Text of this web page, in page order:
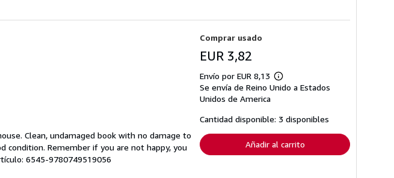
Clean, undamaged book with no damage to
condition. Remember if you are not happy, you
6545-9780749519056
Comprar usado
EUR 3,82
Envío por EUR 8,13
Más
información
tarifas
de
envío
Se envía de Reino Unido a Estados
Unidos de America
Cantidad disponible: 3 disponibles
Añadir al carrito